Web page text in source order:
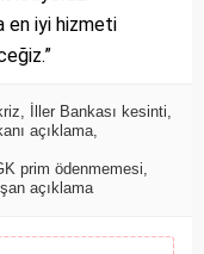
en iyi hizmeti
İller Bankası kesinti
açıklama
prim ödenmemesi
açıklama